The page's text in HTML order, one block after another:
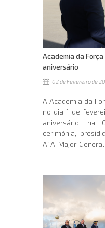
Academia da
aniversário
02 de Fevereiro de
A Academia da
no dia 1 de
aniversário, na
cerimónia,
AFA, Major-